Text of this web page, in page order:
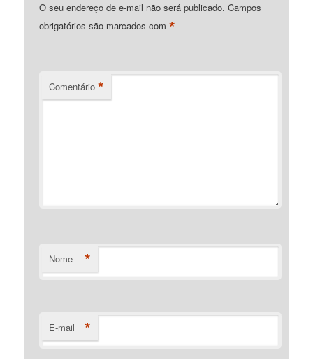
O seu endereço de e-mail não será publicado. Campos
obrigatórios são marcados com*
Comentário *
Nome *
E-mail *